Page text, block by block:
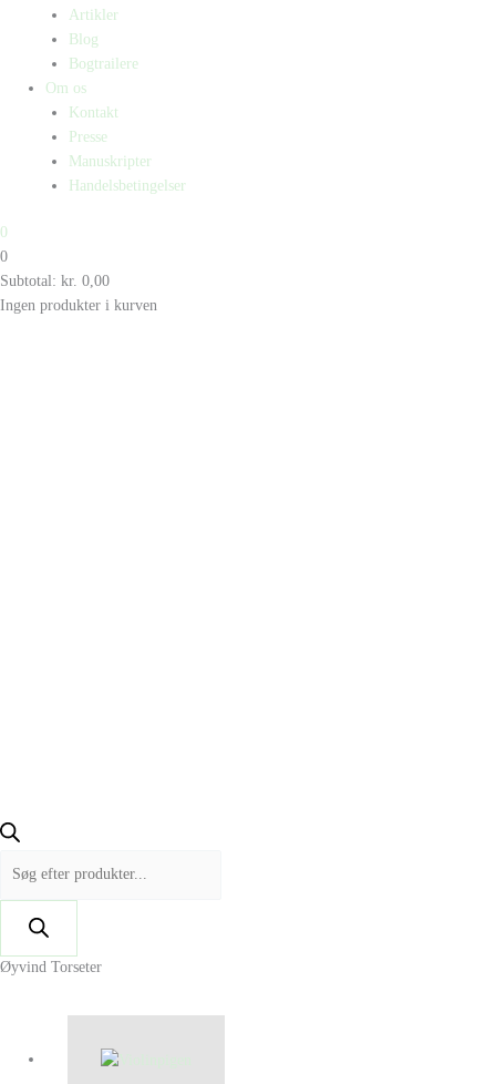
Artikler
Blog
Bogtrailere
Om os
Kontakt
Presse
Manuskripter
Handelsbetingelser
0
0
Subtotal: kr. 0,00
Ingen produkter i kurven
Øyvind Torseter